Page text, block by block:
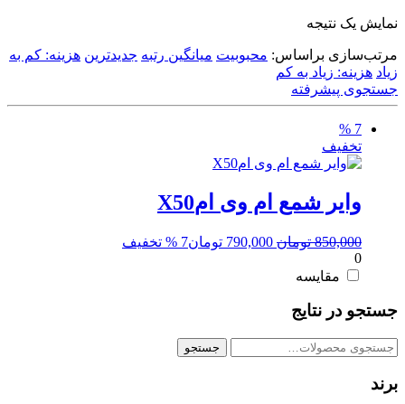
نمایش یک نتیجه
مرتب‌سازی براساس: محبوبیت میانگین رتبه جدیدترین هزینه: کم به
زیاد هزینه: زیاد به کم
جستجوی پیشرفته
7 %
تخفیف
وایر شمع ام وی امX50
850,000 تومان قیمت
790,000 تومان7 % تخفیف
0
مقایسه
جستجو در نتایج
جستجو
جستجو
برند